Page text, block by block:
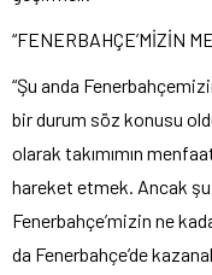
“FENERBAHÇE’MİZİN
“Şu anda
bir durum söz konusu
olarak takımımın
hareket etmek. Ancak şu
Fenerbahçe’mizin ne
da Fenerbahçe’de